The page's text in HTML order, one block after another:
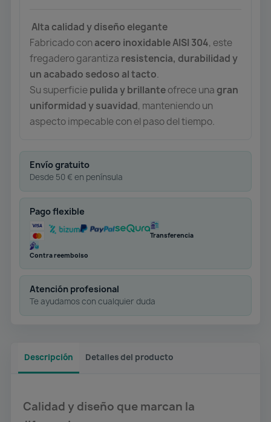
Alta calidad y diseño elegante
Fabricado con acero inoxidable AISI 304, este
fregadero garantiza resistencia, durabilidad y
un acabado sedoso al tacto.
Su superficiepulida y brillanteofrece una gran
uniformidad y suavidad, manteniendo un
aspecto impecable con el paso del tiempo.
Envío gratuito
Desde 50 € en península
Pago flexible
Transferencia
Contra reembolso
Atención profesional
Te ayudamos con cualquier duda
Descripción Detalles del producto
Calidad y diseño que marcan la